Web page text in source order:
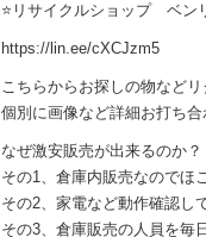
⭐️リサイクルショップ ベン
https://lin.ee/cXCJzm5
こちらからお探しの物など
個別に画像など詳細お打ち合
なぜ激安販売が出来るのか？
その1、倉庫内販売なのでほ
その2、家電など動作確認し
その3、倉庫販売の人員を毎